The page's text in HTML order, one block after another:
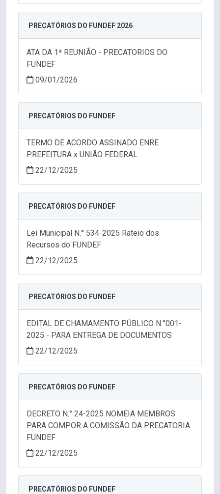
PRECATÓRIOS DO FUNDEF 2026
ATA DA 1ª REUNIÃO - PRECATORIOS DO
FUNDEF
09/01/2026
PRECATÓRIOS DO FUNDEF
TERMO DE ACORDO ASSINADO ENRE
PREFEITURA x UNIÃO FEDERAL
22/12/2025
PRECATÓRIOS DO FUNDEF
Lei Municipal N.° 534-2025 Rateio dos
Recursos do FUNDEF
22/12/2025
PRECATÓRIOS DO FUNDEF
EDITAL DE CHAMAMENTO PÚBLICO N.°001-
2025 - PARA ENTREGA DE DOCUMENTOS
22/12/2025
PRECATÓRIOS DO FUNDEF
DECRETO N.° 24-2025 NOMEIA MEMBROS
PARA COMPOR A COMISSÃO DA PRECATORIA
FUNDEF
22/12/2025
PRECATÓRIOS DO FUNDEF